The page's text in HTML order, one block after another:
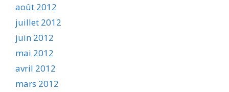
août 2012
juillet 2012
juin 2012
mai 2012
avril 2012
mars 2012